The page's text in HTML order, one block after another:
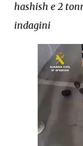
hashish e 2
indagini